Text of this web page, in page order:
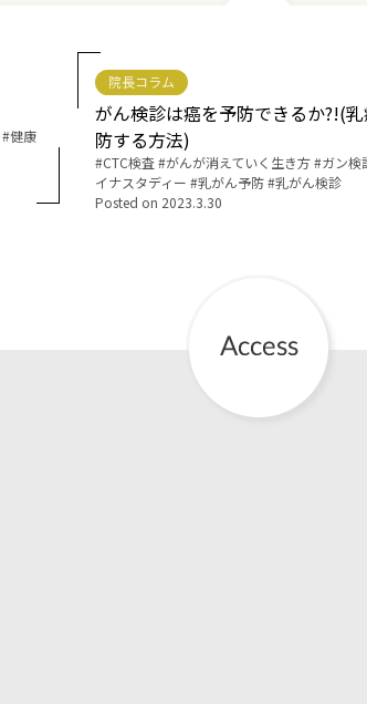
健康
院長コラム
がん検診は癌を予防できるか?!(
防する方法)
Tags:
CTC検査 がんが消えていく生き方 ガン検
イナスタディー
乳がん予防
乳がん検診
Posted on 2023.3.30
妊婦健診
お産について
予防接種
その他の診療内容